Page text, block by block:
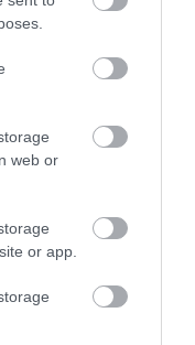
web or
or app.
Are Known to